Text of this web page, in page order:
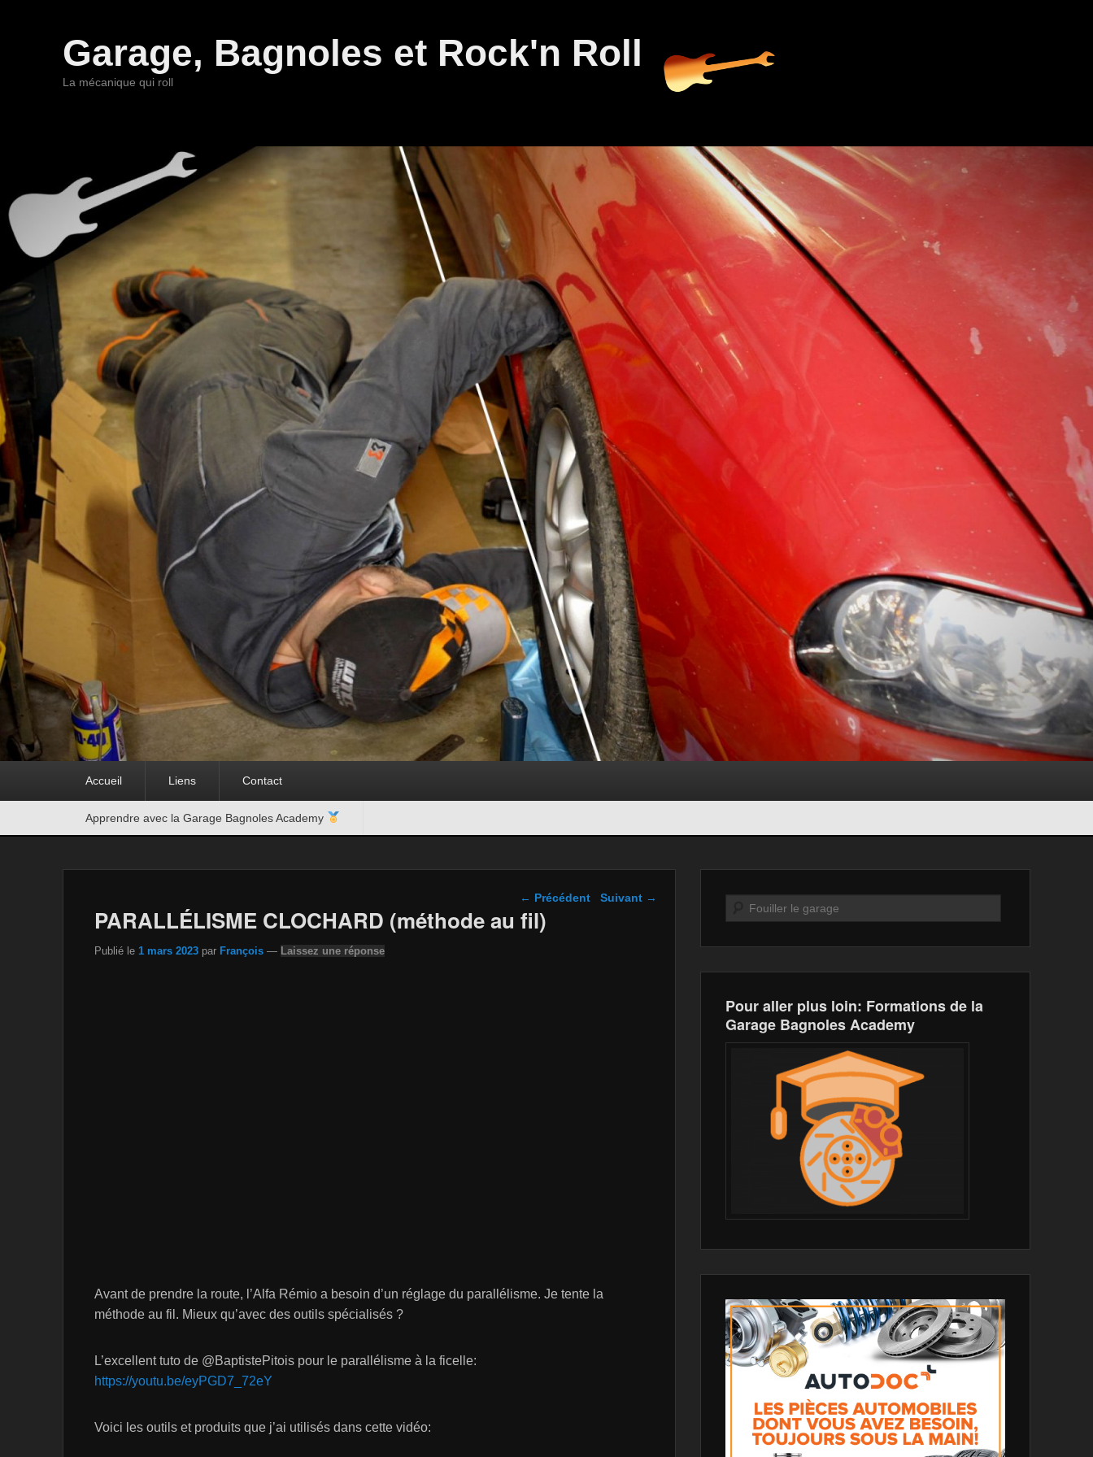
Garage, Bagnoles et Rock'n Roll
La mécanique qui roll
Accueil Liens Contact
Apprendre avec la Garage Bagnoles Academy
Navigation dans les
← Précédent Suivant →
PARALLÉLISME CLOCHARD (méthode au fil)
Publié le 1 mars 2023 par François — Laissez une réponse
Avant de prendre la route, l’Alfa Rémio a besoin d’un réglage du parallélisme. Je tente la
méthode au fil. Mieux qu’avec des outils spécialisés ?
L’excellent tuto de @BaptistePitois pour le parallélisme à la ficelle:
https://youtu.be/eyPGD7_72eY
Voici les outils et produits que j’ai utilisés dans cette vidéo:
Recherche
Pour aller plus loin: Formations de la
Garage Bagnoles Academy